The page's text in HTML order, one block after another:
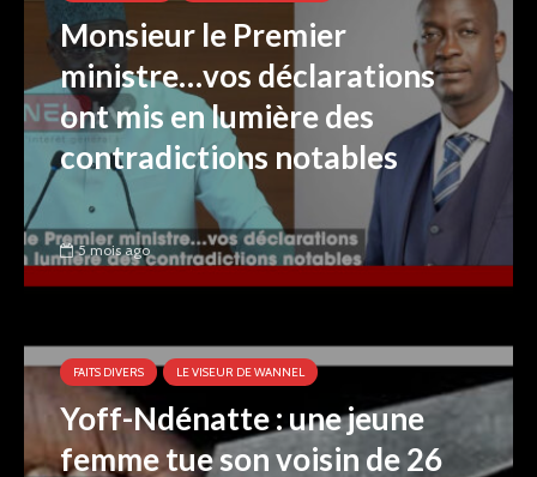
Monsieur le Premier
ministre…vos déclarations
ont mis en lumière des
contradictions notables
5 mois ago
FAITS DIVERS LE VISEUR DE WANNEL
Yoff-Ndénatte : une jeune
femme tue son voisin de 26